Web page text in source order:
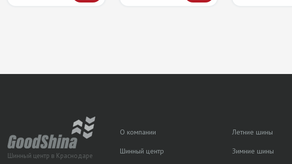
Шинный центр в Краснодаре
О компании
Шинный центр
Летние шины
Зимние шины